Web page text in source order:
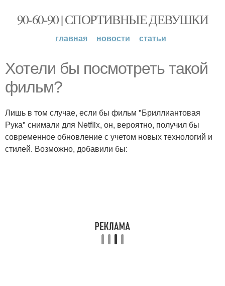
90-60-90 | СПОРТИВНЫЕ ДЕВУШКИ
главная новости статьи
Хотели бы посмотреть такой
фильм?
Лишь в том случае, если бы фильм "Бриллиантовая
Рука" снимали для Netflix, он, вероятно, получил бы
современное обновление с учетом новых технологий и
стилей. Возможно, добавили бы: